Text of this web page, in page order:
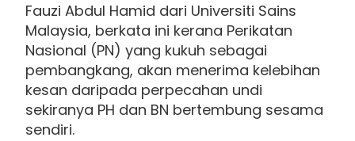
Fauzi Abdul Hamid dari Universiti Sains
Malaysia, berkata ini kerana Perikatan
Nasional (PN) yang kukuh sebagai
pembangkang, akan menerima kelebihan
kesan daripada perpecahan undi
sekiranya PH dan BN bertembung sesama
sendiri.